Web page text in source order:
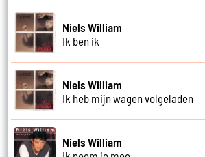
Niels William
Ik ben ik
Niels William
Ik heb mijn wagen volgeladen
Niels William